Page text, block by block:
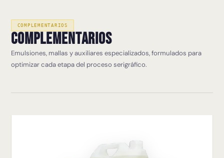
COMPLEMENTARIOS
Complementarios
Emulsiones, mallas y auxiliares especializados, formulados para
optimizar cada etapa del proceso serigráfico.